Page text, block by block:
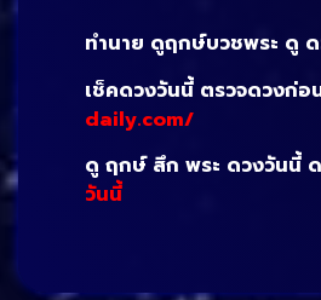
ทำนาย ดูฤกษ์บวชพระ ดู
เช็คดวงวันนี้ ตรวจดวงก่
daily.com/
ดู ฤกษ์ สึก พระ ดวงวันนี้
วันนี้